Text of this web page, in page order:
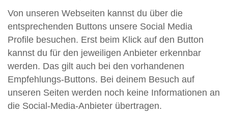
Von unseren Webseiten kannst du über die
entsprechenden Buttons unsere Social Media
Profile besuchen. Erst beim Klick auf den Button
kannst du für den jeweiligen Anbieter erkennbar
werden. Das gilt auch bei den vorhandenen
Empfehlungs-Buttons. Bei deinem Besuch auf
unseren Seiten werden noch keine Informationen an
die Social-Media-Anbieter übertragen.